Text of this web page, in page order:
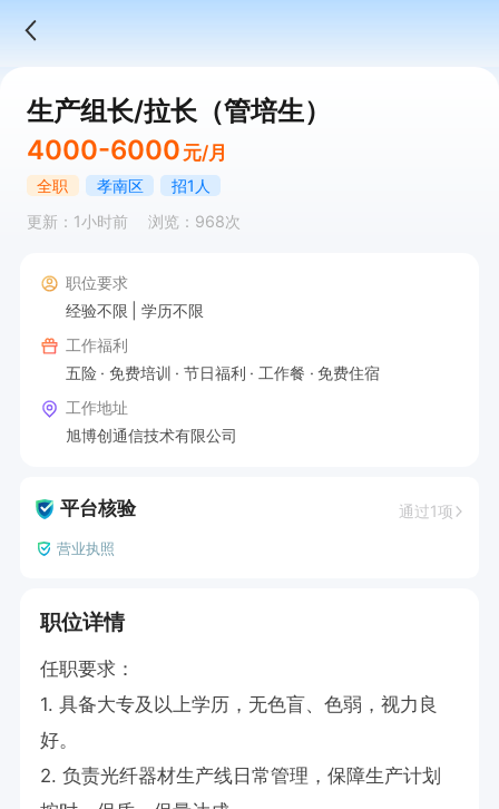
生产组长/拉长（管培生）
4000-6000 元/月
全职 孝南区
招1人
更新：1小时前
浏览：968次
职位要求
经验不限
学历不限
工作福利
五险
免费培训 节日福利 工作餐
免费住宿
工作地址
旭博创通信技术有限公司
平台核验 通过1项
营业执照
职位详情
任职要求：
1. 具备大专及以上学历，无色盲、色弱，视力良
好。
2. 负责光纤器材生产线日常管理，保障生产计划